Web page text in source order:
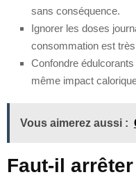
sans conséquence.
Ignorer les doses
consommation est
Confondre
même impact
Vous aimerez aussi :
Faut-il